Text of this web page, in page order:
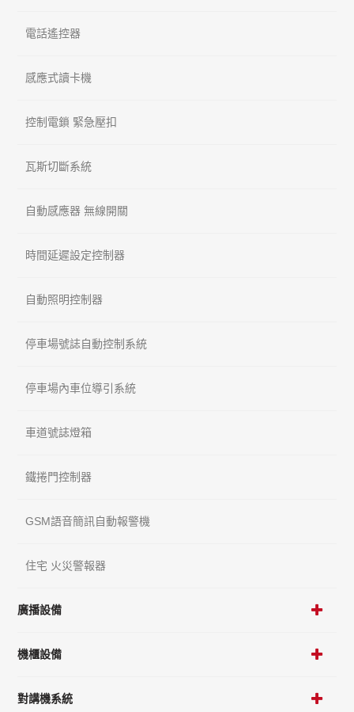
電話遙控器
感應式讀卡機
控制電鎖 緊急壓扣
瓦斯切斷系統
自動感應器 無線開關
時間延遲設定控制器
自動照明控制器
停車場號誌自動控制系統
停車場內車位導引系統
車道號誌燈箱
鐵捲門控制器
GSM語音簡訊自動報警機
住宅 火災警報器
廣播設備
機櫃設備
對講機系統